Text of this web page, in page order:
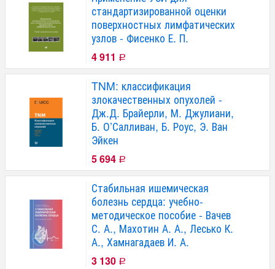
стандартизированной оценки
поверхностных лимфатических
узлов - Фисенко Е. П.
4 911 Р
TNM: классификация
злокачественных опухолей -
Дж.Д. Брайерли, М. Джулиани,
Б. О’Салливан, Б. Роус, Э. Ван
Эйкен
5 694 Р
Стабильная ишемическая
болезнь сердца: учебно-
методическое пособие - Вачев
С. А., Махотин А. А., Лесько К.
А., Хамнагадаев И. А.
3 130 Р